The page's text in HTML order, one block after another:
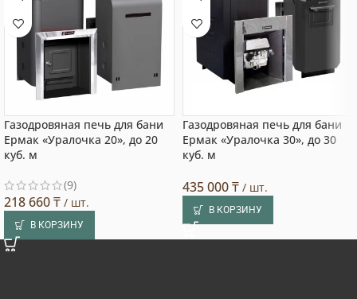
Газодровяная печь для бани
Ермак «Уралочка 20», до 20
куб. м
(9)
218 660₸ / шт.
В КОРЗИНУ
Газодровяная печь для бани
Ермак «Уралочка 30», до 30
куб. м
435 000₸ / шт.
В КОРЗИНУ